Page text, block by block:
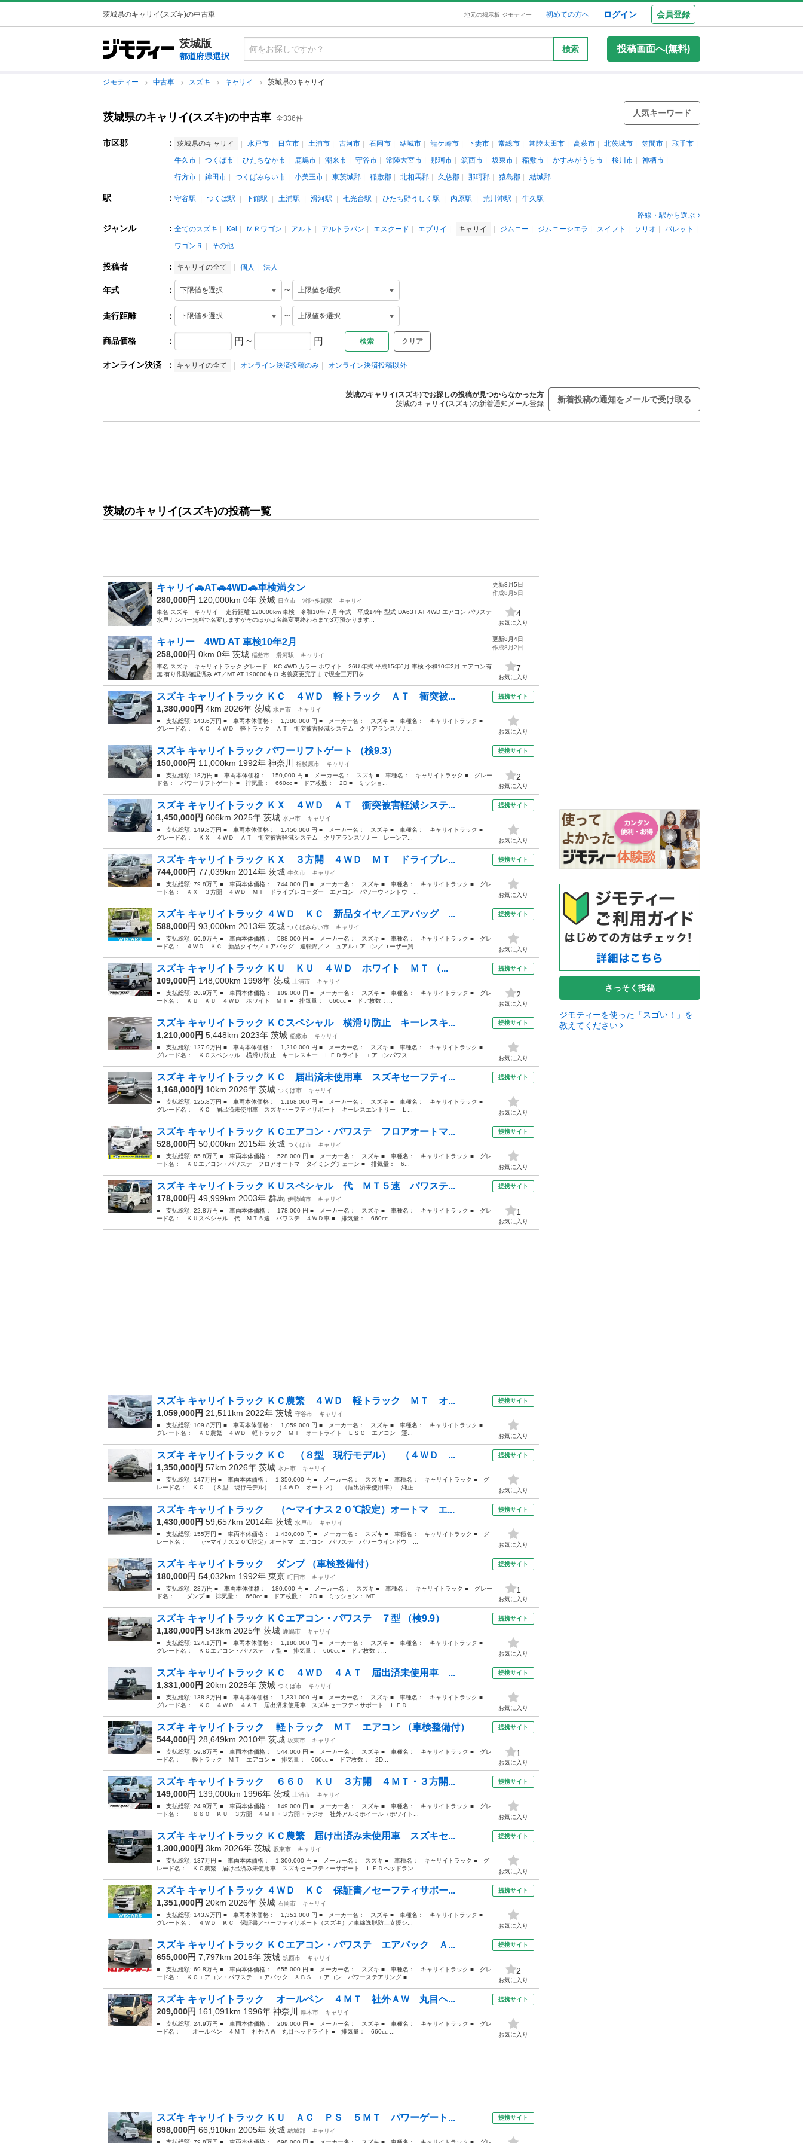
茨城県のキャリイ(スズキ)の中古車 地元の掲示板 ジモティー 初めての方へ ログイン 会員登録
茨城版
都道府県選択
検索 投稿画面へ(無料)
ジモティー 中古車 スズキ キャリイ 茨城県のキャリイ
茨城県のキャリイ(スズキ)の中古車 全336件
人気キーワード
市区郡 ： 茨城県のキャリイ 水戸市 日立市 土浦市 古河市 石岡市 結城市 龍ケ崎市 下妻市 常総市 常陸太田市 高萩市 北茨城市 笠間市
取手市
牛久市
つくば市 ひたちなか市 鹿嶋市 潮来市 守谷市 常陸大宮市 那珂市 筑西市 坂東市 稲敷市 かすみがうら市 桜川市
神栖市
行方市
鉾田市 つくばみらい市 小美玉市 東茨城郡 稲敷郡 北相馬郡 久慈郡 那珂郡 猿島郡 結城郡
駅 ： 守谷駅 つくば駅 下館駅 土浦駅 滑河駅 七光台駅 ひたち野うしく駅 内原駅 荒川沖駅
牛久駅
路線・駅から選ぶ
ジャンル ： 全てのスズキ Kei ＭＲワゴン アルト アルトラパン エスクード エブリイ キャリイ ジムニー ジムニーシエラ スイフト ソリオ
パレット
ワゴンＲ
その他
投稿者 ： キャリイの全て 個人 法人
年式 ： ~
走行距離 ： ~
商品価格 ： 円 ~ 円 クリア
オンライン決済 ： キャリイの全て オンライン決済投稿のみ オンライン決済投稿以外
茨城のキャリイ(スズキ)でお探しの投稿が見つからなかった方
茨城のキャリイ(スズキ)の新着通知メール登録
新着投稿の通知をメールで受け取る
茨城のキャリイ(スズキ)の投稿一覧
キャリイ🚗AT🚗4WD🚗車検満タン
280,000円 120,000km 0年 茨城 日立市 常陸多賀駅
キャリイ
車名 スズキ キャリイ 走行距離 120000km 車検 令和10年７月 年式 平成14年 型式 DA63T AT 4WD エアコン パワステ
水戸ナンバー無料で名変しますがそのほかは名義変更終わるまで3万預かります...
更新8月5日
作成8月5日
4
お気に入り
キャリー 4WD AT 車検10年2月
258,000円 0km 0年 茨城 稲敷市 滑河駅
キャリイ
車名 スズキ キャリィトラック グレード KC 4WD カラー ホワイト 26U 年式 平成15年6月 車検 令和10年2月 エアコン有
無 有り作動確認済み AT／MT AT 190000キロ 名義変更完了まで現金三万円を...
更新8月4日
作成8月2日
7
お気に入り
スズキ キャリイトラック ＫＣ ４ＷＤ 軽トラック ＡＴ 衝突被...
1,380,000円 4km 2026年 茨城 水戸市
キャリイ
■ 支払総額: 143.6万円 ■ 車両本体価格： 1,380,000 円 ■ メーカー名： スズキ ■ 車種名： キャリイトラック ■
グレード名： ＫＣ ４ＷＤ 軽トラック ＡＴ 衝突被害軽減システム クリアランスソナ...
提携サイト
お気に入り
スズキ キャリイトラック パワーリフトゲート （検9.3）
150,000円 11,000km 1992年 神奈川 相模原市
キャリイ
■ 支払総額: 18万円 ■ 車両本体価格： 150,000 円 ■ メーカー名： スズキ ■ 車種名： キャリイトラック ■ グレー
ド名： パワーリフトゲート ■ 排気量： 660cc ■ ドア枚数： 2D ■ ミッショ...
提携サイト
2
お気に入り
スズキ キャリイトラック ＫＸ ４ＷＤ ＡＴ 衝突被害軽減システ...
1,450,000円 606km 2025年 茨城 水戸市
キャリイ
■ 支払総額: 149.8万円 ■ 車両本体価格： 1,450,000 円 ■ メーカー名： スズキ ■ 車種名： キャリイトラック ■
グレード名： ＫＸ ４ＷＤ ＡＴ 衝突被害軽減システム クリアランスソナー レーンア...
提携サイト
お気に入り
スズキ キャリイトラック ＫＸ ３方開 ４ＷＤ ＭＴ ドライブレ...
744,000円 77,039km 2014年 茨城 牛久市
キャリイ
■ 支払総額: 79.8万円 ■ 車両本体価格： 744,000 円 ■ メーカー名： スズキ ■ 車種名： キャリイトラック ■ グレ
ード名： ＫＸ ３方開 ４ＷＤ ＭＴ ドライブレコーダー エアコン パワーウィンドウ ...
提携サイト
お気に入り
スズキ キャリイトラック ４ＷＤ ＫＣ 新品タイヤ／エアバッグ ...
588,000円 93,000km 2013年 茨城 つくばみらい市
キャリイ
■ 支払総額: 66.9万円 ■ 車両本体価格： 588,000 円 ■ メーカー名： スズキ ■ 車種名： キャリイトラック ■ グレ
ード名： ４ＷＤ ＫＣ 新品タイヤ／エアバッグ 運転席／マニュアルエアコン／ユーザー買...
提携サイト
お気に入り
スズキ キャリイトラック ＫＵ ＫＵ ４ＷＤ ホワイト ＭＴ （...
109,000円 148,000km 1998年 茨城 土浦市
キャリイ
■ 支払総額: 20.9万円 ■ 車両本体価格： 109,000 円 ■ メーカー名： スズキ ■ 車種名： キャリイトラック ■ グレ
ード名： ＫＵ ＫＵ ４ＷＤ ホワイト ＭＴ ■ 排気量： 660cc ■ ドア枚数：...
提携サイト
2
お気に入り
スズキ キャリイトラック ＫＣスペシャル 横滑り防止 キーレスキ...
1,210,000円 5,448km 2023年 茨城 稲敷市
キャリイ
■ 支払総額: 127.9万円 ■ 車両本体価格： 1,210,000 円 ■ メーカー名： スズキ ■ 車種名： キャリイトラック ■
グレード名： ＫＣスペシャル 横滑り防止 キーレスキー ＬＥＤライト エアコンパワス...
提携サイト
お気に入り
スズキ キャリイトラック ＫＣ 届出済未使用車 スズキセーフティ...
1,168,000円 10km 2026年 茨城 つくば市
キャリイ
■ 支払総額: 125.8万円 ■ 車両本体価格： 1,168,000 円 ■ メーカー名： スズキ ■ 車種名： キャリイトラック ■
グレード名： ＫＣ 届出済未使用車 スズキセーフティサポート キーレスエントリー Ｌ...
提携サイト
お気に入り
スズキ キャリイトラック ＫＣエアコン・パワステ フロアオートマ...
528,000円 50,000km 2015年 茨城 つくば市
キャリイ
■ 支払総額: 65.8万円 ■ 車両本体価格： 528,000 円 ■ メーカー名： スズキ ■ 車種名： キャリイトラック ■ グレ
ード名： ＫＣエアコン・パワステ フロアオートマ タイミングチェーン ■ 排気量： 6...
提携サイト
お気に入り
スズキ キャリイトラック ＫＵスペシャル 代 ＭＴ５速 パワステ...
178,000円 49,999km 2003年 群馬 伊勢崎市
キャリイ
■ 支払総額: 22.8万円 ■ 車両本体価格： 178,000 円 ■ メーカー名： スズキ ■ 車種名： キャリイトラック ■ グレ
ード名： ＫＵスペシャル 代 ＭＴ５速 パワステ ４ＷＤ車 ■ 排気量： 660cc ...
提携サイト
1
お気に入り
スズキ キャリイトラック ＫＣ農繁 ４ＷＤ 軽トラック ＭＴ オ...
1,059,000円 21,511km 2022年 茨城 守谷市
キャリイ
■ 支払総額: 109.8万円 ■ 車両本体価格： 1,059,000 円 ■ メーカー名： スズキ ■ 車種名： キャリイトラック ■
グレード名： ＫＣ農繁 ４ＷＤ 軽トラック ＭＴ オートライト ＥＳＣ エアコン 運...
提携サイト
お気に入り
スズキ キャリイトラック ＫＣ （８型 現行モデル） （４ＷＤ ...
1,350,000円 57km 2026年 茨城 水戸市
キャリイ
■ 支払総額: 147万円 ■ 車両本体価格： 1,350,000 円 ■ メーカー名： スズキ ■ 車種名： キャリイトラック ■ グ
レード名： ＫＣ （８型 現行モデル） （４ＷＤ オートマ） （届出済未使用車） 純正...
提携サイト
お気に入り
スズキ キャリイトラック （〜マイナス２０℃設定）オートマ エ...
1,430,000円 59,657km 2014年 茨城 水戸市
キャリイ
■ 支払総額: 155万円 ■ 車両本体価格： 1,430,000 円 ■ メーカー名： スズキ ■ 車種名： キャリイトラック ■ グ
レード名： （〜マイナス２０℃設定）オートマ エアコン パワステ パワーウインドウ ...
提携サイト
お気に入り
スズキ キャリイトラック ダンプ （車検整備付）
180,000円 54,032km 1992年 東京 町田市
キャリイ
■ 支払総額: 23万円 ■ 車両本体価格： 180,000 円 ■ メーカー名： スズキ ■ 車種名： キャリイトラック ■ グレー
ド名： ダンプ ■ 排気量： 660cc ■ ドア枚数： 2D ■ ミッション： MT...
提携サイト
1
お気に入り
スズキ キャリイトラック ＫＣエアコン・パワステ ７型 （検9.9）
1,180,000円 543km 2025年 茨城 鹿嶋市
キャリイ
■ 支払総額: 124.1万円 ■ 車両本体価格： 1,180,000 円 ■ メーカー名： スズキ ■ 車種名： キャリイトラック ■
グレード名： ＫＣエアコン・パワステ ７型 ■ 排気量： 660cc ■ ドア枚数：...
提携サイト
お気に入り
スズキ キャリイトラック ＫＣ ４ＷＤ ４ＡＴ 届出済未使用車 ...
1,331,000円 20km 2025年 茨城 つくば市
キャリイ
■ 支払総額: 138.8万円 ■ 車両本体価格： 1,331,000 円 ■ メーカー名： スズキ ■ 車種名： キャリイトラック ■
グレード名： ＫＣ ４ＷＤ ４ＡＴ 届出済未使用車 スズキセーフティサポート ＬＥＤ...
提携サイト
お気に入り
スズキ キャリイトラック 軽トラック ＭＴ エアコン （車検整備付）
544,000円 28,649km 2010年 茨城 坂東市
キャリイ
■ 支払総額: 59.8万円 ■ 車両本体価格： 544,000 円 ■ メーカー名： スズキ ■ 車種名： キャリイトラック ■ グレ
ード名： 軽トラック ＭＴ エアコン ■ 排気量： 660cc ■ ドア枚数： 2D...
提携サイト
1
お気に入り
スズキ キャリイトラック ６６０ ＫＵ ３方開 ４ＭＴ・３方開...
149,000円 139,000km 1996年 茨城 土浦市
キャリイ
■ 支払総額: 24.9万円 ■ 車両本体価格： 149,000 円 ■ メーカー名： スズキ ■ 車種名： キャリイトラック ■ グレ
ード名： ６６０ ＫＵ ３方開 ４ＭＴ・３方開・ラジオ 社外アルミホイール（ホワイト...
提携サイト
お気に入り
スズキ キャリイトラック ＫＣ農繁 届け出済み未使用車 スズキセ...
1,300,000円 3km 2026年 茨城 坂東市
キャリイ
■ 支払総額: 137万円 ■ 車両本体価格： 1,300,000 円 ■ メーカー名： スズキ ■ 車種名： キャリイトラック ■ グ
レード名： ＫＣ農繁 届け出済み未使用車 スズキセーフティーサポート ＬＥＤヘッドラン...
提携サイト
お気に入り
スズキ キャリイトラック ４ＷＤ ＫＣ 保証書／セーフティサポー...
1,351,000円 20km 2026年 茨城 石岡市
キャリイ
■ 支払総額: 143.9万円 ■ 車両本体価格： 1,351,000 円 ■ メーカー名： スズキ ■ 車種名： キャリイトラック ■
グレード名： ４ＷＤ ＫＣ 保証書／セーフティサポート（スズキ）／車線逸脱防止支援シ...
提携サイト
お気に入り
スズキ キャリイトラック ＫＣエアコン・パワステ エアバック Ａ...
655,000円 7,797km 2015年 茨城 筑西市
キャリイ
■ 支払総額: 69.8万円 ■ 車両本体価格： 655,000 円 ■ メーカー名： スズキ ■ 車種名： キャリイトラック ■ グレ
ード名： ＫＣエアコン・パワステ エアバック ＡＢＳ エアコン パワーステアリング ■...
提携サイト
2
お気に入り
スズキ キャリイトラック オールペン ４ＭＴ 社外ＡＷ 丸目ヘ...
209,000円 161,091km 1996年 神奈川 厚木市
キャリイ
■ 支払総額: 24.9万円 ■ 車両本体価格： 209,000 円 ■ メーカー名： スズキ ■ 車種名： キャリイトラック ■ グレ
ード名： オールペン ４ＭＴ 社外ＡＷ 丸目ヘッドライト ■ 排気量： 660cc ...
提携サイト
お気に入り
スズキ キャリイトラック ＫＵ ＡＣ ＰＳ ５ＭＴ パワーゲート...
698,000円 66,910km 2005年 茨城 結城郡
キャリイ
提携サイト
さっそく投稿
ジモティーを使った「スゴい！」を
教えてください